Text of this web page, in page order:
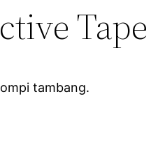
Tape
tambang.